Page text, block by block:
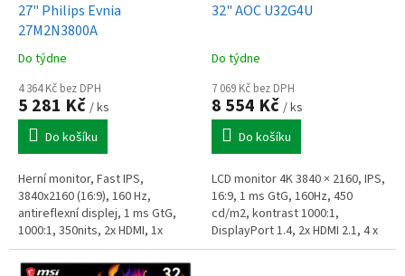
27" Philips Evnia
27M2N3800A
Do týdne
4 364 Kč bez DPH
5 281 Kč / ks
Do košíku
Herní monitor, Fast IPS,
3840x2160 (16:9), 160 Hz,
antireflexní displej, 1 ms GtG,
1000:1, 350nits, 2x HDMI, 1x
DisplayPort, pivot, repro 2x 2W,
VESA 100
32" AOC U32G4U
Do týdne
7 069 Kč bez DPH
8 554 Kč / ks
Do košíku
LCD monitor 4K 3840 × 2160, IPS,
16:9, 1 ms GtG, 160Hz, 450
cd/m2, kontrast 1000:1,
DisplayPort 1.4, 2x HDMI 2.1, 4 x
USB-A, sluchátkový výstup,